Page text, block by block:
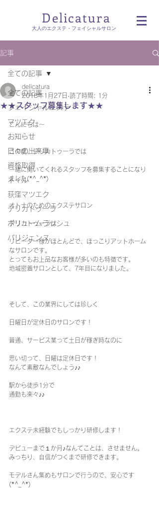
Delicatura
​大人のエクステ・フェイシャルサロン
記事
全ての記事
フェイシャルエステ
マツエク
お知らせ
日々の出来事
資格取得
ネイル
荻窪マツエク
デリカトゥーラ
ボリュームラッシュ
パリジェンヌ
全ての記事
★★スタッフ募集します★★
delicatura
2018年1月27日 読了時間: 1分
こんにちは～
この度、デリカトゥーラでは
一緒に働いてくれるスタッフを募集することになり
ました(*^_^*)
オトナのためのエクステサロン
デリカトゥーラは
リピーター様がほとんどで、ほっこりアットホーム
なサロンです。
とってもお上品なお客様が多いのも特徴です。
地域密着サロンとして、7年目になりました。
そして、この業界にしては珍しく
日曜日が定休日のサロンです！
普通、サービス業って土日が稼ぎ時なのに
思い切って、日曜は定休日です！
なんて素敵なんでしょう♪♪
駅から徒歩1分で
通勤も楽々♪♪
エクステ未経験でもしっかり研修します！
デビューまで１か月♪なんてことは、させません。
みっちり、自信がつくまで研修できます。
モデルさん集めもサロンで行うので、安心です
(*^_^*)